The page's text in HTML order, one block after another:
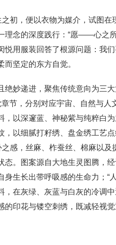
之初，便以衣物为媒介，试图
理念的深度践行：“愿——心之
悦用服装回答了根源问题：我
坚定的东方自觉。
绝妙递进，聚焦传统意向为三
章节，分别对应宇宙、自然与
，以深邃蓝、神秘紫与纯粹白
，以细腻打籽绣、盘金绣工艺
之感，丝麻、柞蚕丝、棉麻以
态。图案源自大地生灵图腾，
身生长出带呼吸感的生命力；“
，在灰绿、灰蓝与白灰的冷调
的印花与镂空刺绣，既减轻视